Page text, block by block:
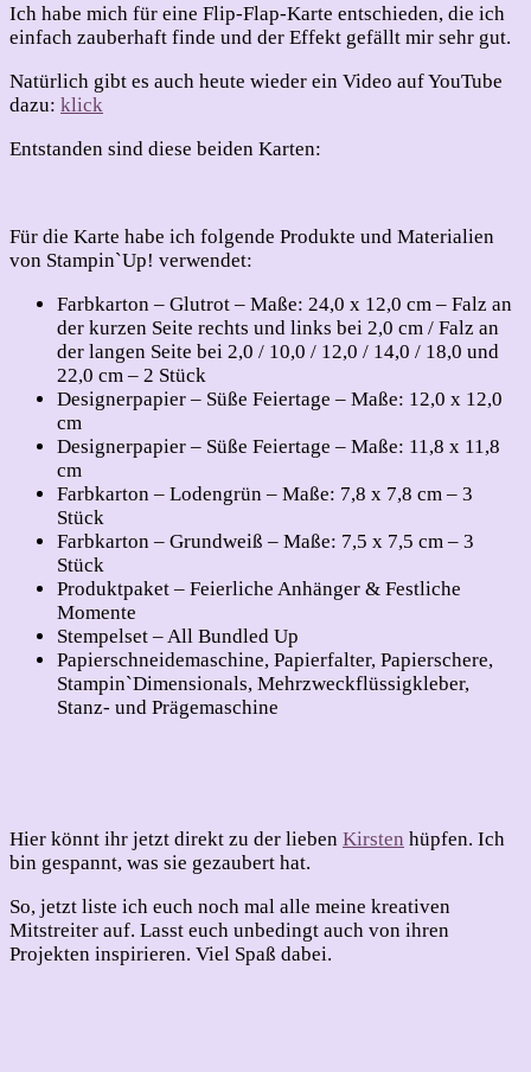
Ich habe mich für eine Flip-Flap-Karte entschieden, die ich
einfach zauberhaft finde und der Effekt gefällt mir sehr gut.
Natürlich gibt es auch heute wieder ein Video auf YouTube
dazu: klick
Entstanden sind diese beiden Karten:
Für die Karte habe ich folgende Produkte und Materialien
von Stampin`Up! verwendet:
Farbkarton – Glutrot – Maße: 24,0 x 12,0 cm – Falz an
der kurzen Seite rechts und links bei 2,0 cm / Falz an
der langen Seite bei 2,0 / 10,0 / 12,0 / 14,0 / 18,0 und
22,0 cm – 2 Stück
Designerpapier – Süße Feiertage – Maße: 12,0 x 12,0
cm
Designerpapier – Süße Feiertage – Maße: 11,8 x 11,8
cm
Farbkarton – Lodengrün – Maße: 7,8 x 7,8 cm – 3
Stück
Farbkarton – Grundweiß – Maße: 7,5 x 7,5 cm – 3
Stück
Produktpaket – Feierliche Anhänger & Festliche
Momente
Stempelset – All Bundled Up
Papierschneidemaschine, Papierfalter, Papierschere,
Stampin`Dimensionals, Mehrzweckflüssigkleber,
Stanz- und Prägemaschine
Hier könnt ihr jetzt direkt zu der lieben Kirsten hüpfen. Ich
bin gespannt, was sie gezaubert hat.
So, jetzt liste ich euch noch mal alle meine kreativen
Mitstreiter auf. Lasst euch unbedingt auch von ihren
Projekten inspirieren. Viel Spaß dabei.